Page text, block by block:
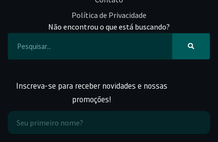
Política de Privacidade
Não encontrou o que está buscando?
Inscreva-se para receber novidades e nossas
promoções!